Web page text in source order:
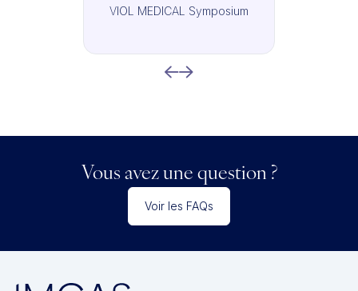
VIOL MEDICAL Symposium
Vous avez une question ?
Voir les FAQs